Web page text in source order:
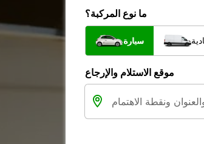
ما نوع المركبة؟
سيارة
موقع الاستلام والإرجاع